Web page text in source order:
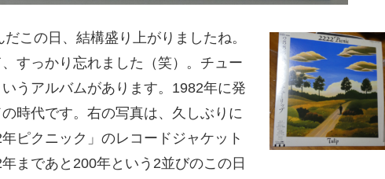
この日、結構盛り上がりましたね。
すっかり忘れました（笑）。チュー
うアルバムがあります。1982年に発
時代です。右の写真は、久しぶりに
ピクニック」のレコードジャケット
まであと200年という2並びのこの日